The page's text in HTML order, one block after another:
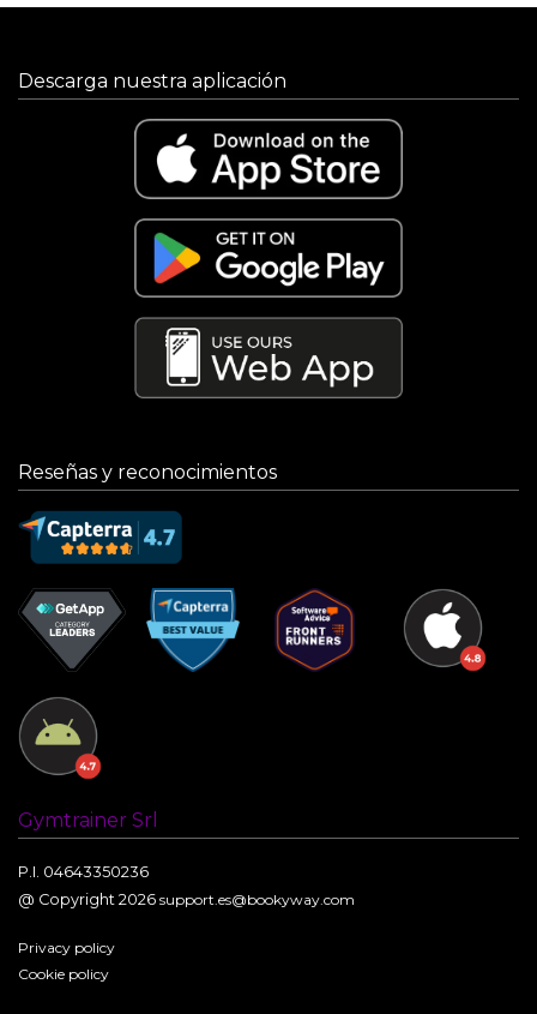
Descarga nuestra aplicación
Reseñas y reconocimientos
Gymtrainer Srl
P.I. 04643350236
@ Copyright 2026 support.es@bookyway.com
Privacy policy
Cookie policy